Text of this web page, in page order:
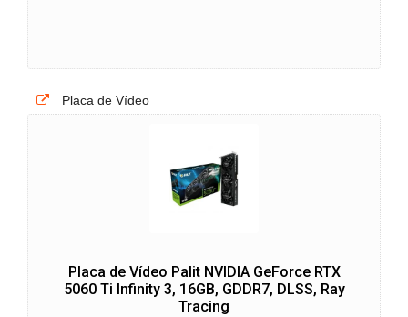
Placa de Vídeo
Placa de Vídeo Palit NVIDIA GeForce RTX
5060 Ti Infinity 3, 16GB, GDDR7, DLSS, Ray
Tracing